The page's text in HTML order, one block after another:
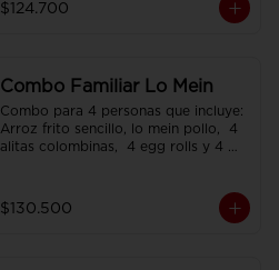
$124.700
Combo Familiar Lo Mein
Combo para 4 personas que incluye:
Arroz frito sencillo, lo mein pollo,  4
alitas colombinas,  4 egg rolls y 4
$130.500